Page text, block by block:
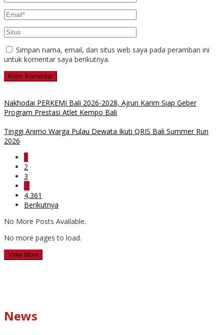
Simpan nama, email, dan situs web saya pada peramban ini
untuk komentar saya berikutnya.
Nakhodai PERKEMI Bali 2026-2028, Ajrun Karim Siap Geber
Program Prestasi Atlet Kempo Bali
Tinggi Animo Warga Pulau Dewata Ikuti QRIS Bali Summer Run
2026
1
2
3
…
4,361
Berikutnya
No More Posts Available.
No more pages to load.
View More
News